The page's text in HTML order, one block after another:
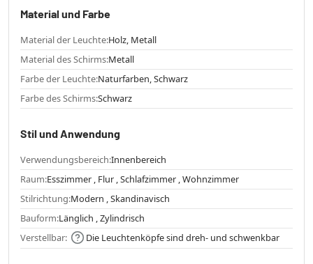
Material und Farbe
Material der Leuchte:Holz, Metall
Material des Schirms:Metall
Farbe der Leuchte:Naturfarben, Schwarz
Farbe des Schirms:Schwarz
Stil und Anwendung
Verwendungsbereich:Innenbereich
Raum:Esszimmer , Flur , Schlafzimmer , Wohnzimmer
Stilrichtung:Modern , Skandinavisch
Bauform:Länglich , Zylindrisch
Verstellbar:
Die Leuchtenköpfe sind dreh- und schwenkbar